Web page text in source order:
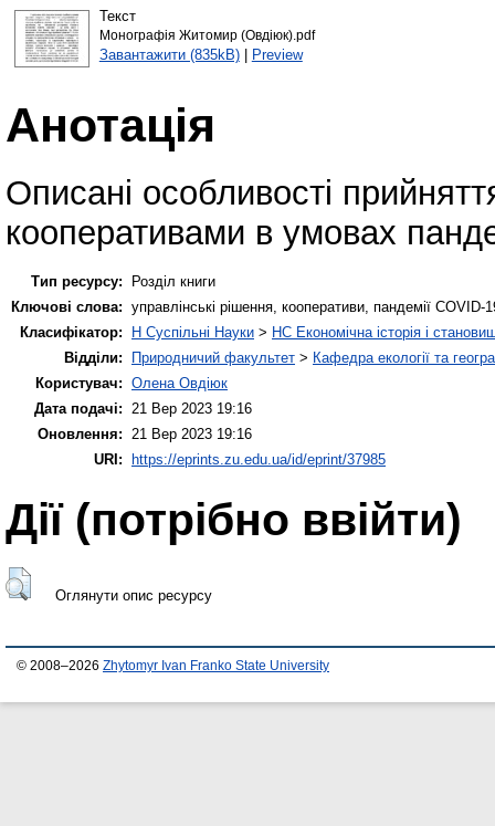
Текст
Монографія Житомир (Овдіюк).pdf
Завантажити (835kB)| Preview
Анотація
Описані особливості
кооперативами в умовах
Тип ресурсу:
Розділ книги
Ключові слова: управлінські рішення, кооперативи, пандемії COVID-
Класифікатор:
H Суспільні Науки > HC Економічна історія і
Відділи:
Природничий факультет > Кафедра екології та
Користувач: Олена Овдіюк
Дата подачі:
21 Вер 2023 19:16
Оновлення:
21 Вер 2023 19:16
URI: https://eprints.zu.edu.ua/id/eprint/37985
Дії ​​(потрібно ввійти)
Оглянути опис ресурсу
© 2008–2026 Zhytomyr Ivan Franko State University